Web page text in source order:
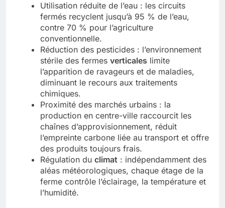
Utilisation réduite de l’eau : les circuits
fermés recyclent jusqu’à 95 % de l’eau,
contre 70 % pour l’agriculture
conventionnelle.
Réduction des pesticides : l’environnement
stérile des fermes verticales limite
l’apparition de ravageurs et de maladies,
diminuant le recours aux traitements
chimiques.
Proximité des marchés urbains : la
production en centre-ville raccourcit les
chaînes d’approvisionnement, réduit
l’empreinte carbone liée au transport et offre
des produits toujours frais.
Régulation du climat : indépendamment des
aléas météorologiques, chaque étage de la
ferme contrôle l’éclairage, la température et
l’humidité.